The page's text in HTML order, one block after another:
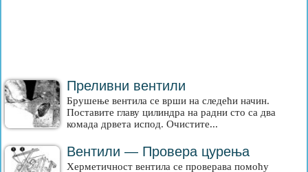
Преливни вентили
Брушење вентила се врши на следећи начин.
Поставите главу цилиндра на радни сто са два
комада дрвета испод. Очистите...
Вентили — Провера цурења
Херметичност вентила се проверава помоћу